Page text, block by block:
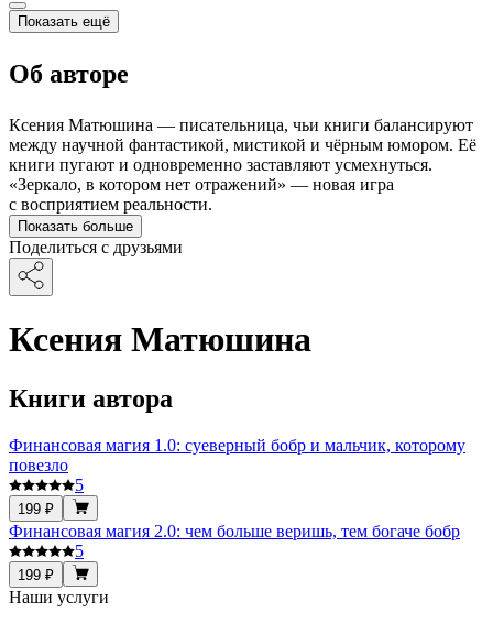
Показать ещё
Об авторе
Ксения Матюшина — писательница, чьи книги балансируют
между научной фантастикой, мистикой и чёрным юмором. Её
книги пугают и одновременно заставляют усмехнуться.
«Зеркало, в котором нет отражений» — новая игра
с восприятием реальности.
Показать больше
Поделиться с друзьями
Ксения Матюшина
Книги автора
Финансовая магия 1.0: суеверный бобр и мальчик, которому
повезло
5
199 ₽
Финансовая магия 2.0: чем больше веришь, тем богаче бобр
5
199 ₽
Наши услуги